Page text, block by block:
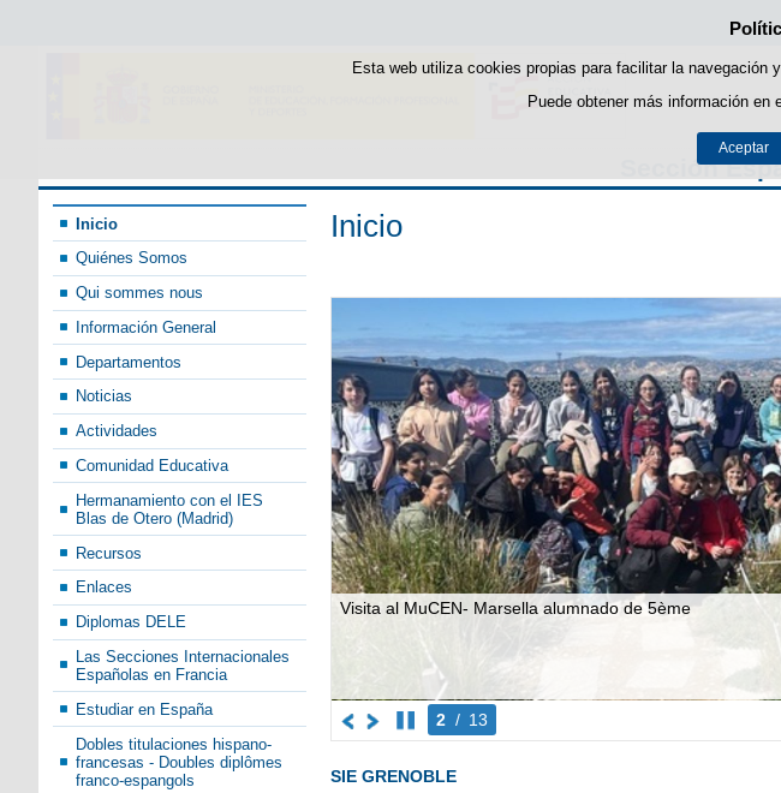
Esta web utiliza cookies propias para facilitar la
Puede obtener más información en
Aceptar
Sección
Inicio
Quiénes Somos
Qui sommes nous
Información General
Departamentos
Noticias
Actividades
Comunidad Educativa
Hermanamiento con el IES
Blas de Otero (Madrid)
Recursos
Enlaces
Diplomas DELE
Las Secciones Internacionales
Españolas en Francia
Estudiar en España
Dobles titulaciones hispano-
francesas - Doubles diplômes
franco-espangols
Inicio
Visita al MuCEN- Marsella alumnado de 5ème
2 / 13
SIE GRENOBLE